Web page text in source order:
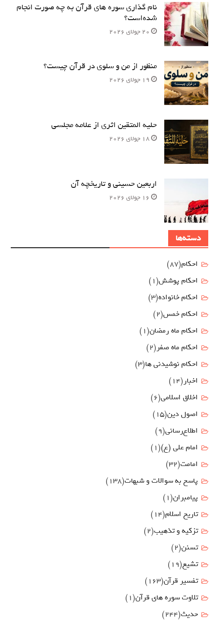
نام‌ گذاری سوره های قرآن به چه صورت انجام
شده‌است؟
20 جولای 2026
منظور از من و سلوی در قرآن چیست؟
19 جولای 2026
حلیه المتقین اثری از علامه مجلسی
18 جولای 2026
اربعین حسینی و تاریخچه آن
16 جولای 2026
دسته‌ها
احکام(87)
احکام پوشش(1)
احکام خانواده(3)
احکام خمس(2)
احکام ماه رمضان(1)
احکام ماه صفر (2)
احکام نوشیدنی ها(3)
اخبار (14)
اخلاق اسلامی(6)
اصول دين(15)
اطلاع‌رسانی(9)
امام علي (ع)(1)
امامت(32)
پاسخ به سوالات و شبهات(138)
پیامبران(1)
تاریخ اسلام(14)
تزکیه و تذهیب(2)
تسنن(2)
تشیع(19)
تفسیر قرآن(163)
تلاوت سوره های قرآن(1)
حدیث(244)